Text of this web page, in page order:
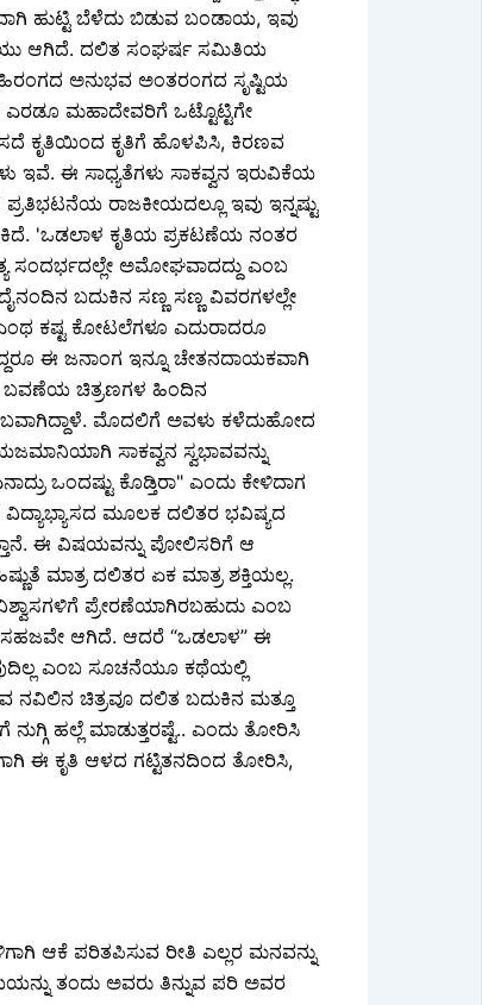
ಹುಟ್ಟಿ ಬೆಳೆದು ಬಿಡುವ ಬಂಡಾಯ, ಇವು
ದನಿಯು ಆಗಿದೆ. ದಲಿತ ಸಂಘರ್ಷ ಸಮಿತಿಯ
ಅನುಭವ ಅಂತರಂಗದ ಸೃಷ್ಟಿಯ
ಮಹಾದೇವರಿಗೆ ಒಟ್ಟೊಟ್ಟಿಗೇ
ಕೃತಿಯಿಂದ ಕೃತಿಗೆ ಹೊಳಪಿಸಿ, ಕಿರಣವ
ಇವೆ. ಈ ಸಾಧ್ಯತೆಗಳು ಸಾಕವ್ವನ ಇರುವಿಕೆಯ
ಪ್ರತಿಭಟನೆಯ ರಾಜಕೀಯದಲ್ಲೂ ಇವು ಇನ್ನಷ್ಟು
'ಒಡಲಾಳ ಕೃತಿಯ ಪ್ರಕಟಣೆಯ ನಂತರ
ಸಂದರ್ಭದಲ್ಲೇ ಅಮೋಘವಾದದ್ದು ಎಂಬ
ಬದುಕಿನ ಸಣ್ಣ ಸಣ್ಣ ವಿವರಗಳಲ್ಲೇ
ಕಷ್ಟ ಕೋಟಲೆಗಳೂ ಎದುರಾದರೂ
ಈ ಜನಾಂಗ ಇನ್ನೂ ಚೇತನದಾಯಕವಾಗಿ
ಬವಣೆಯ ಚಿತ್ರಣಗಳ ಹಿಂದಿನ
ಮೊದಲಿಗೆ ಅವಳು ಕಳೆದುಹೋದ
ಸಾಕವ್ವನ ಸ್ವಭಾವವನ್ನು
ಒಂದಷ್ಟು ಕೊಡ್ತಿರಾ" ಎಂದು ಕೇಳಿದಾಗ
ವಿದ್ಯಾಭ್ಯಾಸದ ಮೂಲಕ ದಲಿತರ ಭವಿಷ್ಯದ
ಈ ವಿಷಯವನ್ನು ಪೋಲಿಸರಿಗೆ ಆ
ಮಾತ್ರ ದಲಿತರ ಏಕ ಮಾತ್ರ ಶಕ್ತಿಯಲ್ಲ.
ಪ್ರೇರಣೆಯಾಗಿರಬಹುದು ಎಂಬ
ಸಹಜವೇ ಆಗಿದೆ. ಆದರೆ “ಒಡಲಾಳ” ಈ
ಎಂಬ ಸೂಚನೆಯೂ ಕಥೆಯಲ್ಲಿ
ನವಿಲಿನ ಚಿತ್ರವೂ ದಲಿತ ಬದುಕಿನ ಮತ್ತೂ
ಹಲ್ಲೆ ಮಾಡುತ್ತರಷ್ಟೆ.. ಎಂದು ತೋರಿಸಿ
ಈ ಕೃತಿ ಆಳದ ಗಟ್ಟಿತನದಿಂದ ತೋರಿಸಿ,
ಆಕೆ ಪರಿತಪಿಸುವ ರೀತಿ ಎಲ್ಲರ ಮನವನ್ನು
ತಂದು ಅವರು ತಿನ್ನುವ ಪರಿ ಅವರ